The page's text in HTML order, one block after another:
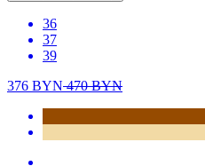
36
37
39
376 BYN470BYN